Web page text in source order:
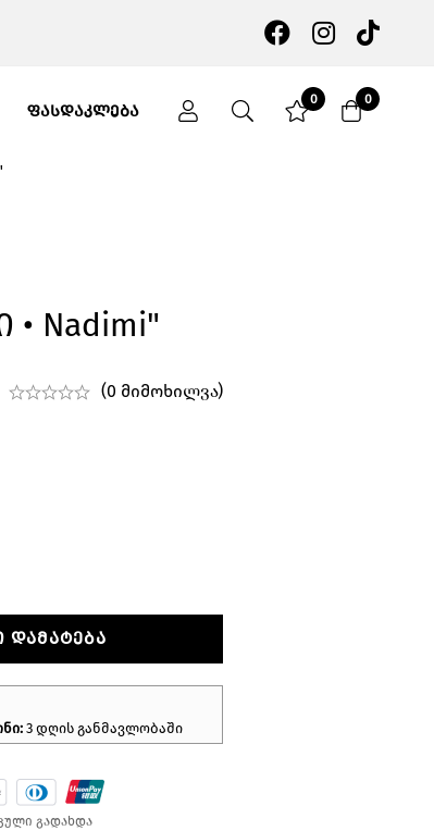
ᲤᲐᲡᲓᲐᲙᲚᲔᲑᲐ
0 0
Nadimi"
(0 მიმოხილვა)
ᲓᲐᲛᲐᲢᲔᲑᲐ
3 დღის განმავლობაში
გადახდა